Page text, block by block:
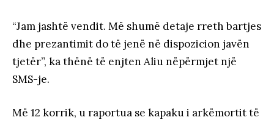
“Jam jashtë vendit. Më shumë detaje rreth bartjes
dhe prezantimit do të jenë në dispozicion javën
tjetër”, ka thënë të enjten Aliu nëpërmjet një
SMS-je.
Më 12 korrik, u raportua se kapaku i arkëmortit të